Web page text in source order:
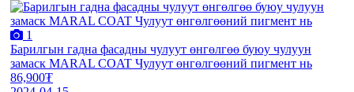
1
Барилгын гадна фасадны чулуут өнгөлгөө буюу чулуун
замаск MARAL COAT Чулуут өнгөлгөөний пигмент нь
86,900₮